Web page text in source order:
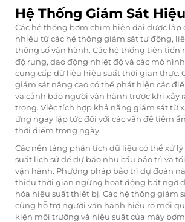
Hệ Thống Giám Sát
Các hệ thống bơm chìm hiện đại được lắp
nhiều từ các hệ thống giám sát tự động,
thông số vận hành. Các hệ thống tiên tiến
độ rung, dao động nhiệt độ và các mô
cung cấp dữ liệu hiệu suất thời gian thực.
giám sát nâng cao có thể phát hiện các
và cảnh báo người vận hành trước khi xảy
trọng. Việc tích hợp khả năng giám sát từ
ứng ngay lập tức đối với các vấn đề tiềm
thời điểm trong ngày.
Các nền tảng phân tích dữ liệu có thể xử
suất lịch sử để dự báo nhu cầu bảo trì và
vận hành. Phương pháp bảo trì dự đoán
thiểu thời gian ngừng hoạt động bất ngờ
hóa hiệu suất thiết bị. Các hệ thống giám
cũng hỗ trợ người vận hành hiểu rõ mối
kiện môi trường và hiệu suất của máy